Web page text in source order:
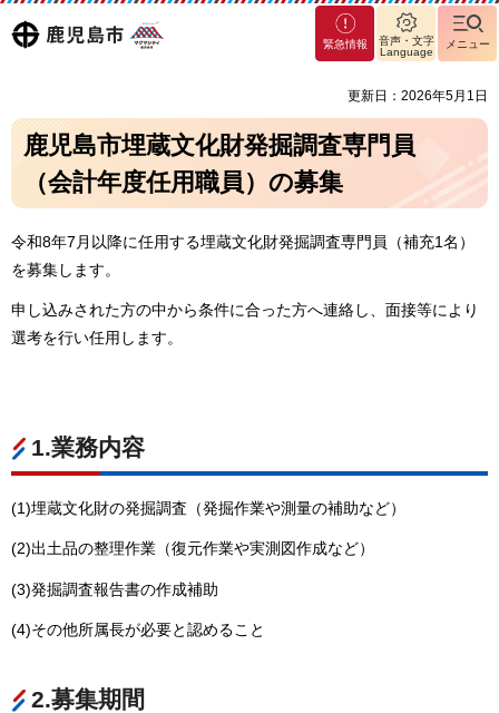
鹿児島
マグ
マシ
島市
緊急情報
音声・文字
Language
メニュー
更新日：2026年5月1日
鹿児島市埋蔵文化財発掘調査専門員
（会計年度任用職員）の募集
令和8年7月以降に任用する埋蔵文化財発掘調査専門員（補充1名）
を募集します。
申し込みされた方の中から条件に合った方へ連絡し、面接等により
選考を行い任用します。
1.業務内容
(1)埋蔵文化財の発掘調査（発掘作業や測量の補助など）
(2)出土品の整理作業（復元作業や実測図作成など）
(3)発掘調査報告書の作成補助
(4)その他所属長が必要と認めること
2.募集期間